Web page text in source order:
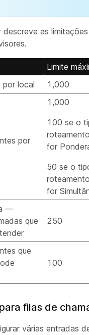
descreve as
Limite
por local
1,000
por
1,000
100 se o
for
50 se o
for
—
que
250
que
100
filas de
várias entradas